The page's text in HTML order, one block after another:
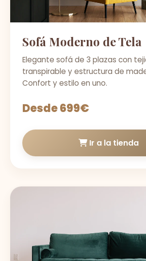
Sofá Moderno de Tela
Elegante sofá de 3 plazas con
transpirable y estructura de
Confort y estilo en uno.
Desde 699€
Ir a la tienda